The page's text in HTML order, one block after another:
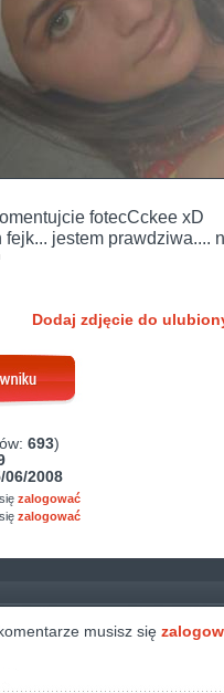
fotecCckee xD
fejk... jestem prawdziwa....
Dodaj zdjęcie do
693)
06/2008
zalogować
zalogować
musisz się